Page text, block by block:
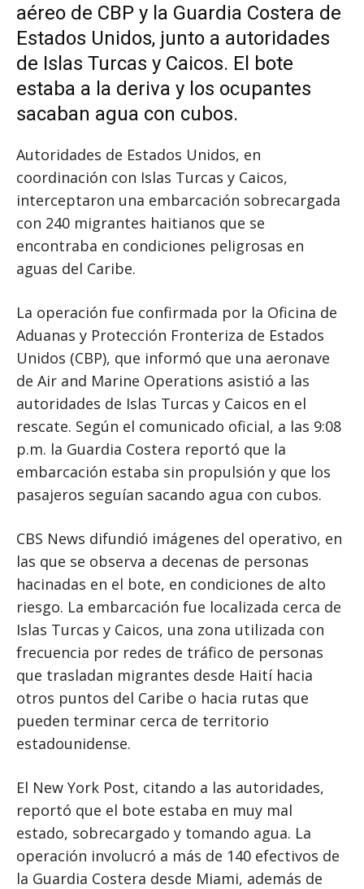
aéreo de CBP y la Guardia Costera de
Estados Unidos, junto a autoridades
de Islas Turcas y Caicos. El bote
estaba a la deriva y los ocupantes
sacaban agua con cubos.
Autoridades de Estados Unidos, en
coordinación con Islas Turcas y Caicos,
interceptaron una embarcación sobrecargada
con 240 migrantes haitianos que se
encontraba en condiciones peligrosas en
aguas del Caribe.
La operación fue confirmada por la Oficina de
Aduanas y Protección Fronteriza de Estados
Unidos (CBP), que informó que una aeronave
de Air and Marine Operations asistió a las
autoridades de Islas Turcas y Caicos en el
rescate. Según el comunicado oficial, a las 9:08
p.m. la Guardia Costera reportó que la
embarcación estaba sin propulsión y que los
pasajeros seguían sacando agua con cubos.
CBS News difundió imágenes del operativo, en
las que se observa a decenas de personas
hacinadas en el bote, en condiciones de alto
riesgo. La embarcación fue localizada cerca de
Islas Turcas y Caicos, una zona utilizada con
frecuencia por redes de tráfico de personas
que trasladan migrantes desde Haití hacia
otros puntos del Caribe o hacia rutas que
pueden terminar cerca de territorio
estadounidense.
El New York Post, citando a las autoridades,
reportó que el bote estaba en muy mal
estado, sobrecargado y tomando agua. La
operación involucró a más de 140 efectivos de
la Guardia Costera desde Miami, además de